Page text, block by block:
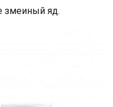
змеиный яд.